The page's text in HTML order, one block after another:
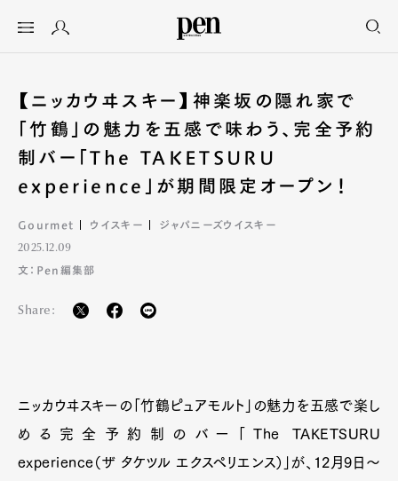
【ニッカウヰスキー】神楽坂の隠れ家で
「竹鶴」の魅力を五感で味わう、完全予約
制バー「The TAKETSURU
experience」が期間限定オープン！
Gourmet ウイスキー ジャパニーズウイスキー
2025.12.09
文：Pen編集部
Share:
ニッカウヰスキーの「竹鶴ピュアモルト」の魅力を五感で楽し
める完全予約制のバー「The TAKETSURU
experience（ザ タケツル エクスペリエンス）」が、12月9日〜